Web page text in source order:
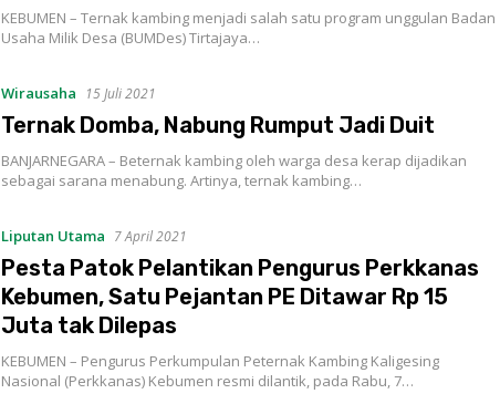
KEBUMEN – Ternak kambing menjadi salah satu program unggulan Badan
Usaha Milik Desa (BUMDes) Tirtajaya…
Wirausaha 15 Juli 2021
Ternak Domba, Nabung Rumput Jadi Duit
BANJARNEGARA – Beternak kambing oleh warga desa kerap dijadikan
sebagai sarana menabung. Artinya, ternak kambing…
Liputan Utama 7 April 2021
Pesta Patok Pelantikan Pengurus Perkkanas
Kebumen, Satu Pejantan PE Ditawar Rp 15
Juta tak Dilepas
KEBUMEN – Pengurus Perkumpulan Peternak Kambing Kaligesing
Nasional (Perkkanas) Kebumen resmi dilantik, pada Rabu, 7…